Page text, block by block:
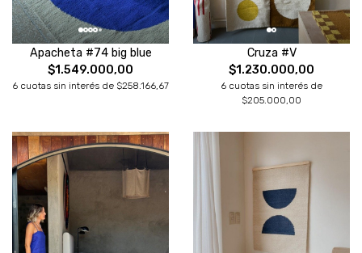
Apacheta #74 big blue
$1.549.000,00
6 cuotas sin interés de $258.166,67
Cruza #V
$1.230.000,00
6 cuotas sin interés de
$205.000,00